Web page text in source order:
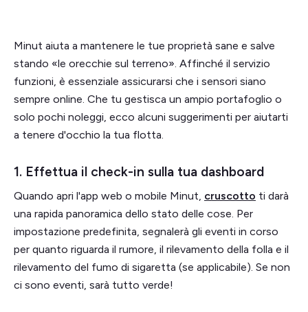
Minut aiuta a mantenere le tue proprietà sane e salve
stando «le orecchie sul terreno». Affinché il servizio
funzioni, è essenziale assicurarsi che i sensori siano
sempre online. Che tu gestisca un ampio portafoglio o
solo pochi noleggi, ecco alcuni suggerimenti per aiutarti
a tenere d'occhio la tua flotta.
1. Effettua il check-in sulla tua dashboard
Quando apri l'app web o mobile Minut, cruscotto ti darà
una rapida panoramica dello stato delle cose. Per
impostazione predefinita, segnalerà gli eventi in corso
per quanto riguarda il rumore, il rilevamento della folla e il
rilevamento del fumo di sigaretta (se applicabile). Se non
ci sono eventi, sarà tutto verde!